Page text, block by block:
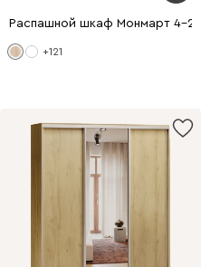
Распашной шкаф Монмарт 4-
+121